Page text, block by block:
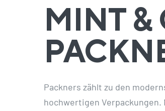
MINT &
Packners zählt zu den
hochwertigen